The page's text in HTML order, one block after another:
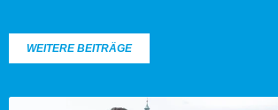
WEITERE BEITRÄGE